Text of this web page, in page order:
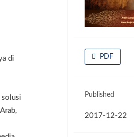
di
solusi
PDF
Published
2017-12-22